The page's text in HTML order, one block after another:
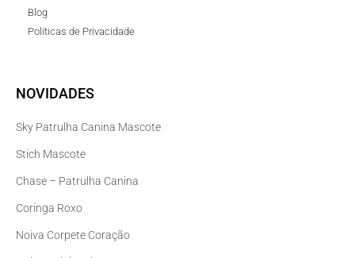
Blog
Politicas de Privacidade
NOVIDADES
Sky Patrulha Canina Mascote
Stich Mascote
Chase – Patrulha Canina
Coringa Roxo
Noiva Corpete Coração